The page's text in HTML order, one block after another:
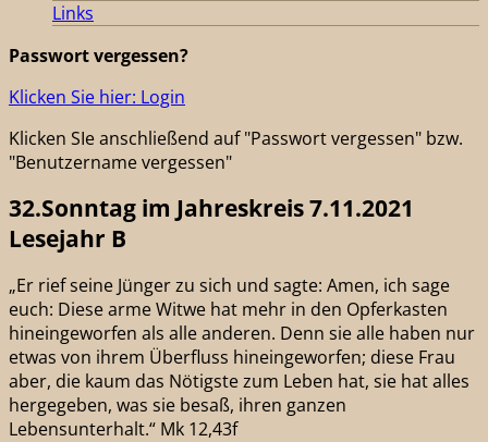
Links
Passwort vergessen?
Klicken Sie hier: Login
Klicken SIe anschließend auf "Passwort vergessen" bzw.
"Benutzername vergessen"
32.Sonntag im Jahreskreis 7.11.2021
Lesejahr B
„Er rief seine Jünger zu sich und sagte: Amen, ich sage
euch: Diese arme Witwe hat mehr in den Opferkasten
hineingeworfen als alle anderen. Denn sie alle haben nur
etwas von ihrem Überfluss hineingeworfen; diese Frau
aber, die kaum das Nötigste zum Leben hat, sie hat alles
hergegeben, was sie besaß, ihren ganzen
Lebensunterhalt.“ Mk 12,43f